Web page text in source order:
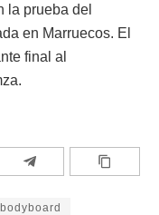
la prueba del
en Marruecos. El
final al
bodyboard